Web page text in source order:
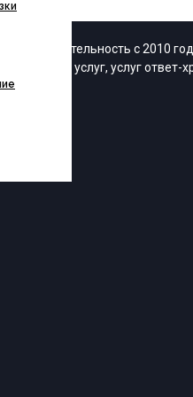
свою деятельность с 2010
услуг, услуг ответ-